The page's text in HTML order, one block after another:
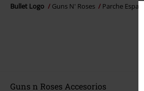
Bullet Logo Guns N' Roses Parche Espalda
Guns n Roses Accesorios